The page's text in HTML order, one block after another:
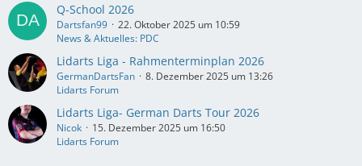
Q-School 2026
Dartsfan99
22. Oktober 2025 um 10:59
News & Aktuelles: PDC
Lidarts Liga - Rahmenterminplan 2026
GermanDartsFan
8. Dezember 2025 um 13:26
Lidarts Forum
Lidarts Liga- German Darts Tour 2026
Nicok
15. Dezember 2025 um 16:50
Lidarts Forum